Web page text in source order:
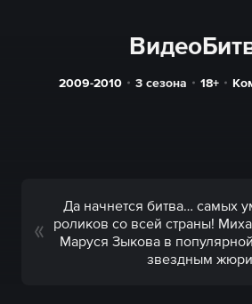
2009-2010 3 сезона 18+
Да начнется битва… самых
роликов со всей страны!
Маруся Зыкова в
звездным жюри